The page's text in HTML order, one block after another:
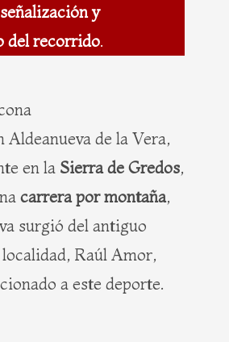
y
del recorrido.
Aldeanueva de la Vera,
en la Sierra de Gredos,
carrera por montaña,
surgió del antiguo
Raúl Amor,
a este deporte.